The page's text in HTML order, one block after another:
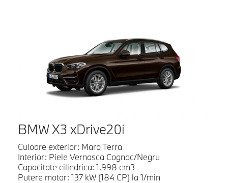
BMW X3 xDrive20i
Culoare exterior: Maro Terra
Interior: Piele Vernasca Cognac/Negru
Capacitate cilindrica: 1.998 cm3
Putere motor: 137 kW (184 CP) la 1/min